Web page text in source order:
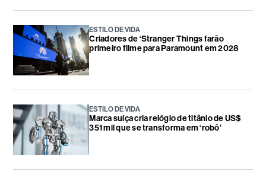
ESTILO DE VIDA
Criadores de ‘Stranger Things farão
primeiro filme para Paramount em 2028
ESTILO DE VIDA
Marca suíça cria relógio de titânio de US$
351 mil que se transforma em ‘robô’